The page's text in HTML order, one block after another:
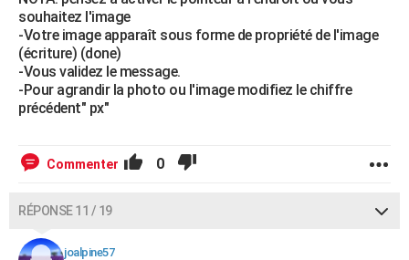
souhaitez l'image
-Votre image apparaît sous forme de propriété de l'image
(écriture) (done)
-Vous validez le message.
-Pour agrandir la photo ou l'image modifiez le chiffre
précédent" px"
Commenter 0
RÉPONSE 11 / 19
joalpine57